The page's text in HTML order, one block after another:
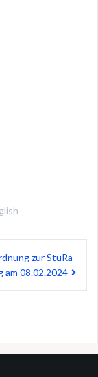
zur StuRa-
am 08.02.2024